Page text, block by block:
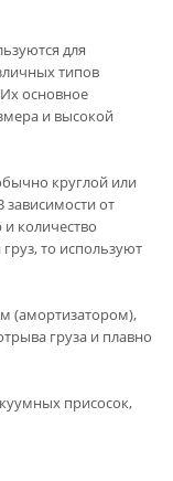
для
типов
основное
и высокой
круглой или
от
количество
то используют
(амортизатором),
груза и плавно
присосок,